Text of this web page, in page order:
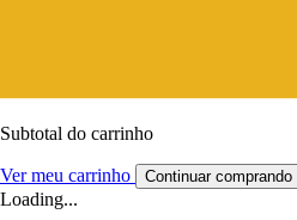
Subtotal do carrinho
Ver meu carrinho Continuar comprando
Loading...